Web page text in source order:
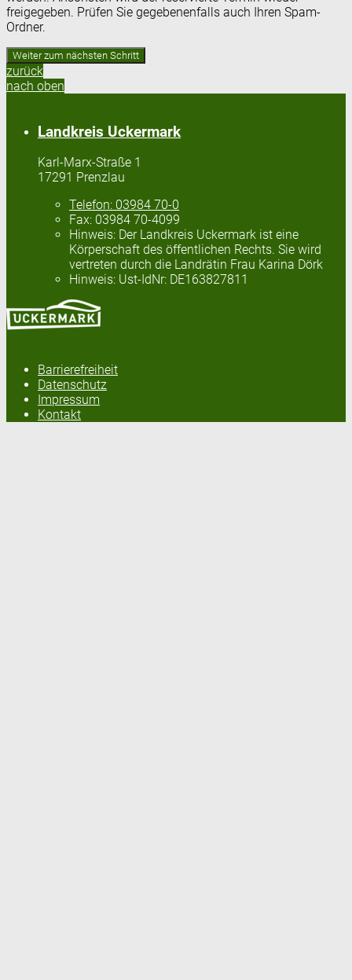
freigegeben. Prüfen Sie gegebenenfalls auch Ihren Spam-
Ordner.
zurück
nach oben
Landkreis Uckermark
Karl-Marx-Straße 1
17291 Prenzlau
Telefon: 03984 70-0
Fax: 03984 70-4099
Hinweis: Der Landkreis Uckermark ist eine
Körperschaft des öffentlichen Rechts. Sie wird
vertreten durch die Landrätin Frau Karina Dörk
Hinweis: Ust-IdNr: DE163827811
Barrierefreiheit
Datenschutz
Impressum
Kontakt